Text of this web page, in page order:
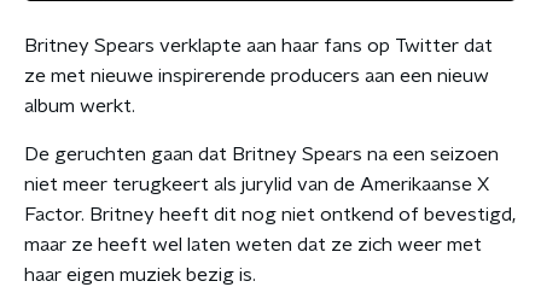
Britney Spears verklapte aan haar fans op Twitter dat
ze met nieuwe inspirerende producers aan een nieuw
album werkt.
De geruchten gaan dat Britney Spears na een seizoen
niet meer terugkeert als jurylid van de Amerikaanse X
Factor. Britney heeft dit nog niet ontkend of bevestigd,
maar ze heeft wel laten weten dat ze zich weer met
haar eigen muziek bezig is.